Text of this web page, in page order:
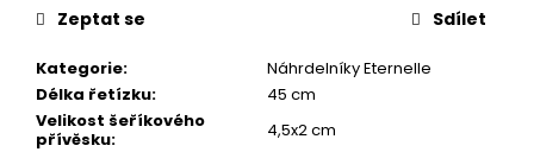
Kategorie:
Náhrdelníky Eternelle
Délka řetízku:
45 cm
Velikost šeříkového
přívěsku: 4,5x2 cm
Zeptat se Sdílet
m
e